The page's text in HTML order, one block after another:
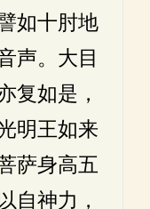
如十肘地
声。大目
复如是，
明王如来
萨身高五
自神力，